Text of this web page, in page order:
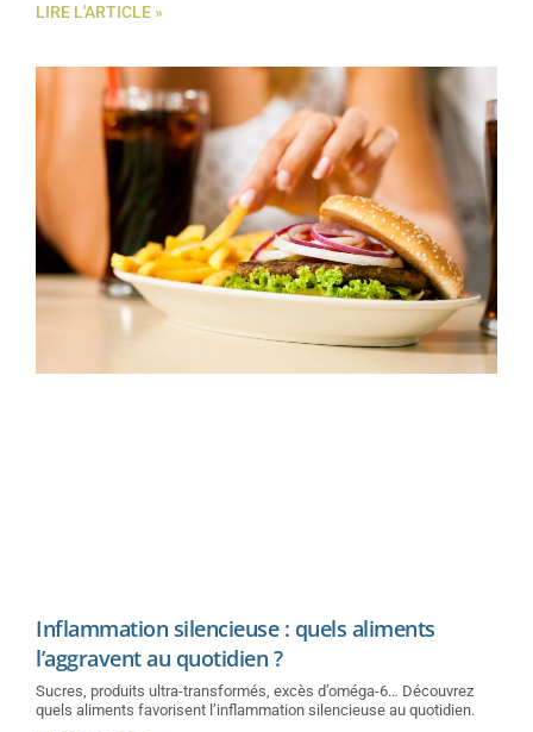
LIRE L'ARTICLE »
Inflammation silencieuse : quels aliments
l’aggravent au quotidien ?
Sucres, produits ultra-transformés, excès d’oméga-6… Découvrez
quels aliments favorisent l’inflammation silencieuse au quotidien.